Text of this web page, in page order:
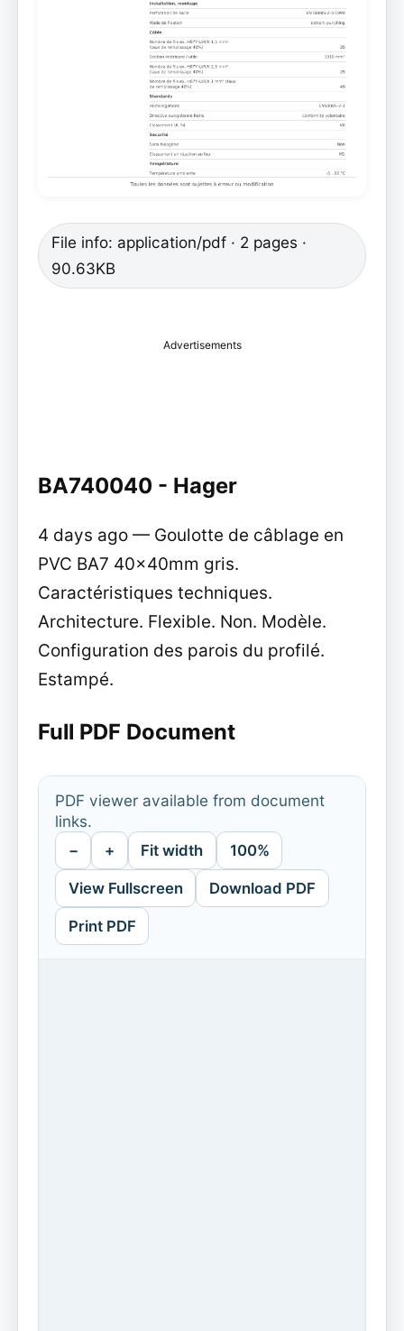
File info: application/pdf · 2 pages ·
90.63KB
Advertisements
BA740040 - Hager
4 days ago — Goulotte de câblage en
PVC BA7 40x40mm gris.
Caractéristiques techniques.
Architecture. Flexible. Non. Modèle.
Configuration des parois du profilé.
Estampé.
Full PDF Document
PDF viewer available from document
links.
− + Fit width 100%
View Fullscreen Download PDF
Print PDF